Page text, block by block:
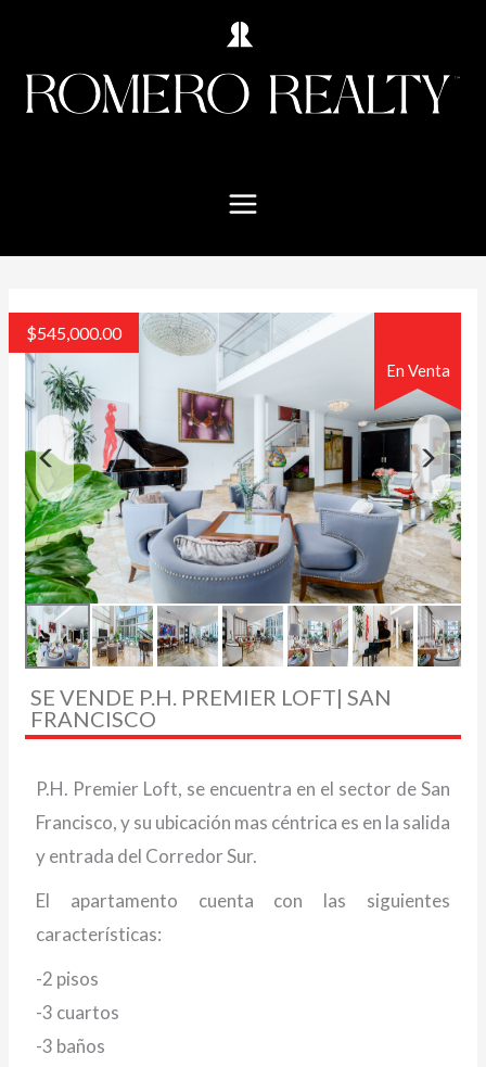
En Venta
$545,000.00
SE VENDE P.H. PREMIER LOFT| SAN
FRANCISCO
P.H. Premier Loft, se encuentra en el sector de San
Francisco, y su ubicación mas céntrica es en la salida
y entrada del Corredor Sur.
El apartamento cuenta con las siguientes
características:
-2 pisos
-3 cuartos
-3 baños